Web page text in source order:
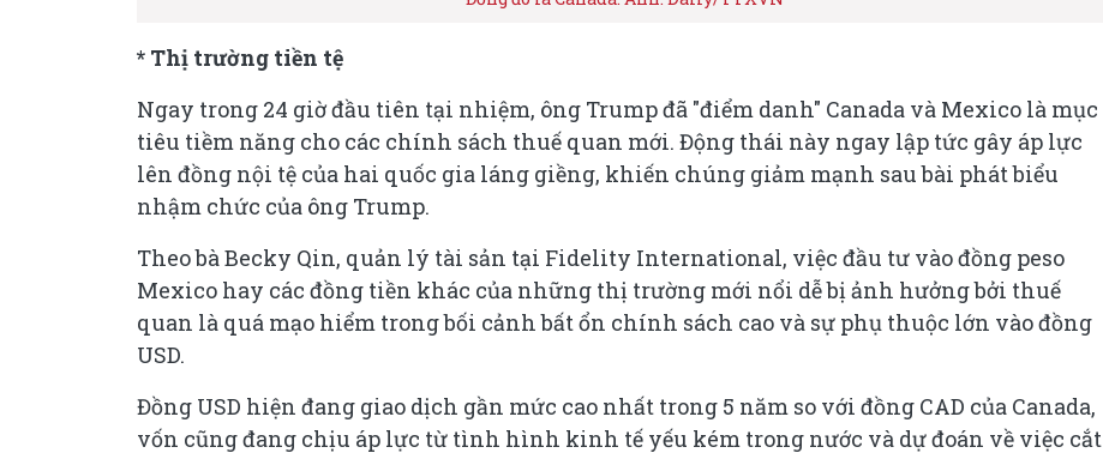
* Thị trường tiền tệ
Ngay trong 24 giờ đầu tiên tại nhiệm, ông Trump đã "điểm danh" Canada và Mexico là mục
tiêu tiềm năng cho các chính sách thuế quan mới. Động thái này ngay lập tức gây áp lực
lên đồng nội tệ của hai quốc gia láng giềng, khiến chúng giảm mạnh sau bài phát biểu
nhậm chức của ông Trump.
Theo bà Becky Qin, quản lý tài sản tại Fidelity International, việc đầu tư vào đồng peso
Mexico hay các đồng tiền khác của những thị trường mới nổi dễ bị ảnh hưởng bởi thuế
quan là quá mạo hiểm trong bối cảnh bất ổn chính sách cao và sự phụ thuộc lớn vào đồng
USD.
Đồng USD hiện đang giao dịch gần mức cao nhất trong 5 năm so với đồng CAD của Canada,
vốn cũng đang chịu áp lực từ tình hình kinh tế yếu kém trong nước và dự đoán về việc cắt